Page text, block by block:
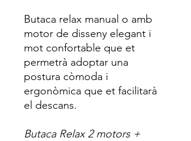
Butaca relax manual o amb
motor de disseny elegant i
mot confortable que et
permetrà adoptar una
postura còmoda i
ergonòmica que et facilitarà
el descans.
Butaca Relax 2 motors +